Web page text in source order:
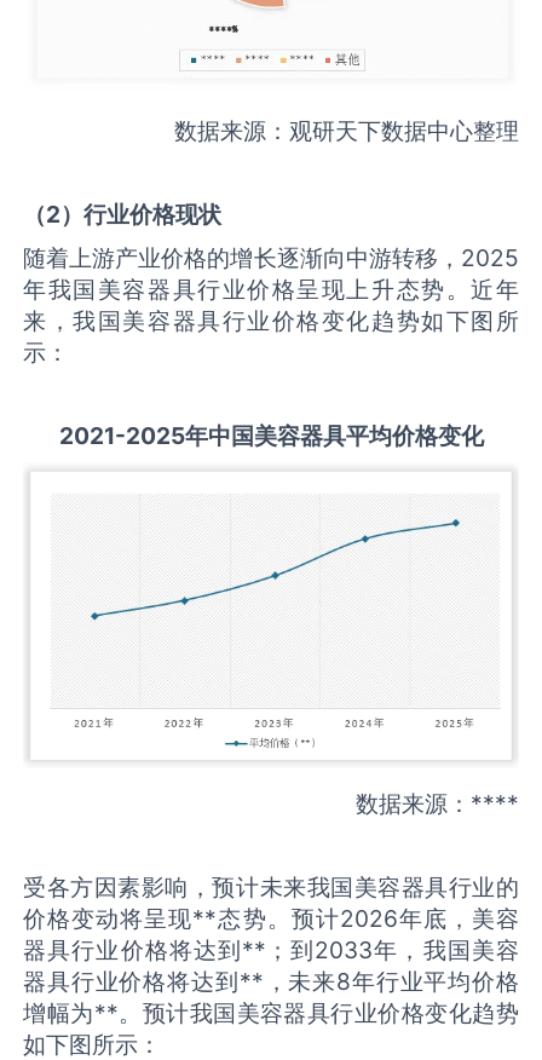
数据来源：观研天下数据中心整理
（2）行业价格现状
随着上游产业价格的增长逐渐向中游转移，2025
年我国美容器具行业价格呈现上升态势。近年
来，我国美容器具行业价格变化趋势如下图所
示：
2021-2025年中国美容器具平均价格变化
数据来源：****
受各方因素影响，预计未来我国美容器具行业的
价格变动将呈现**态势。预计2026年底，美容
器具行业价格将达到**；到2033年，我国美容
器具行业价格将达到**，未来8年行业平均价格
增幅为**。预计我国美容器具行业价格变化趋势
如下图所示：